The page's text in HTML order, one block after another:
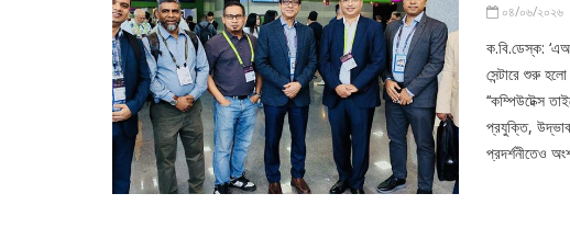
০৪/০৬/২০২৬
ক.বি.ডেস্ক:
সেন্টারে শুরু
‘‘কম্পিউটেক্স
প্রযুক্তি,
প্রদর্শনীতেও